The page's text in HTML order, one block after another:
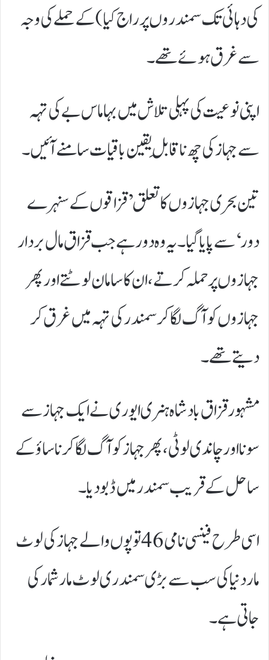
کی دہائی تک سمندروں پر راج کیا) کے حملے کی وجہ
سے غرق ہوئے تھے۔
اپنی نوعیت کی پہلی تلاش میں بہاماس بے کی تہہ
سے جہاز کی چھ ناقابلِ یقین باقیات سامنے آئیں۔
تین بحری جہازوں کا تعلق ’قزاقوں کے سنہرے
دور‘ سے پایا گیا۔ یہ وہ دور ہے جب قزاق مال بردار
جہازوں پر حملہ کرتے، ان کا سامان لوٹتے اور پھر
جہازوں کو آگ لگا کر سمندر کی تہہ میں غرق کر
دیتے تھے۔
مشہور قزاق بادشاہ ہنری ایوری نے ایک جہاز سے
سونا اور چاندی لوٹی، پھر جہاز کو آگ لگا کر ناساؤ کے
ساحل کے قریب سمندر میں ڈبو دیا۔
اسی طرح فینسی نامی 46 توپوں والے جہاز کی لوٹ
مار دنیا کی سب سے بڑی سمندری لوٹ مار شمار کی
جاتی ہے۔